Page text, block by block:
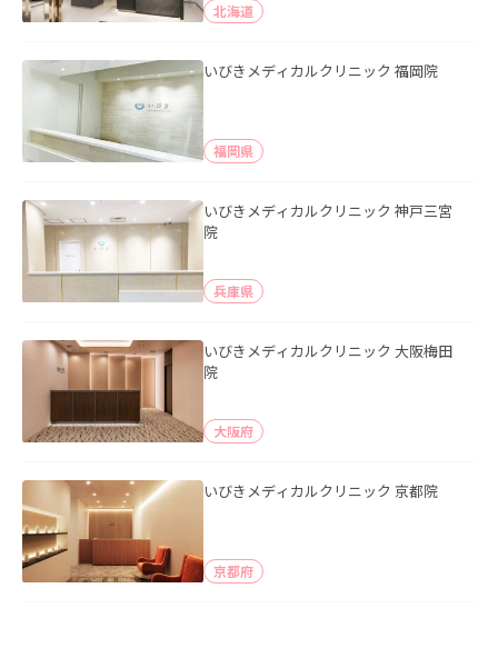
北海道
いびきメディカルクリニック 福岡院
福岡県
いびきメディカルクリニック 神戸三宮
院
兵庫県
いびきメディカルクリニック 大阪梅田
院
大阪府
いびきメディカルクリニック 京都院
京都府